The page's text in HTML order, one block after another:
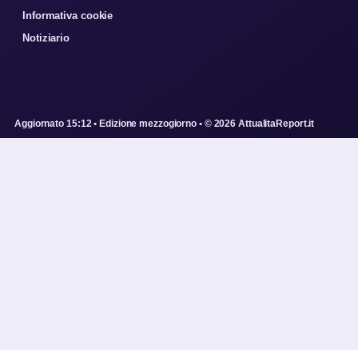
Informativa cookie
Notiziario
Aggiornato 15:12 • Edizione mezzogiorno • © 2026 AttualitaReport.it